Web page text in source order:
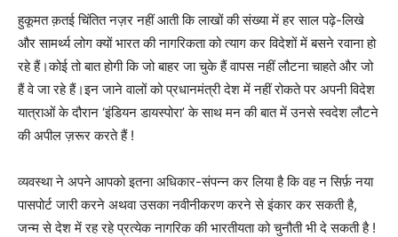
हुकूमत क़तई चिंतित नज़र नहीं आती कि लाखों की संख्या में हर साल पढ़े-लिखे
और सामर्थ्य लोग क्यों भारत की नागरिकता को त्याग कर विदेशों में बसने रवाना हो
रहे हैं।कोई तो बात होगी कि जो बाहर जा चुके हैं वापस नहीं लौटना चाहते और जो
हैं वे जा रहे हैं।इन जाने वालों को प्रधानमंत्री देश में नहीं रोकते पर अपनी विदेश
यात्राओं के दौरान ‘इंडियन डायस्पोरा’ के साथ मन की बात में उनसे स्वदेश लौटने
की अपील ज़रूर करते हैं !
व्यवस्था ने अपने आपको इतना अधिकार-संपन्न कर लिया है कि वह न सिर्फ़ नया
पासपोर्ट जारी करने अथवा उसका नवीनीकरण करने से इंकार कर सकती है,
जन्म से देश में रह रहे प्रत्येक नागरिक की भारतीयता को चुनौती भी दे सकती है !